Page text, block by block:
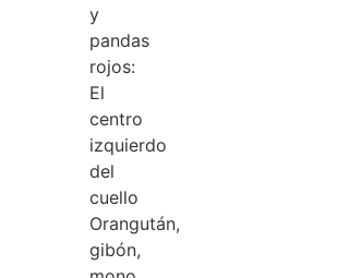
y
pandas
rojos:
El
centro
izquierdo
del
cuello
Orangután,
gibón,